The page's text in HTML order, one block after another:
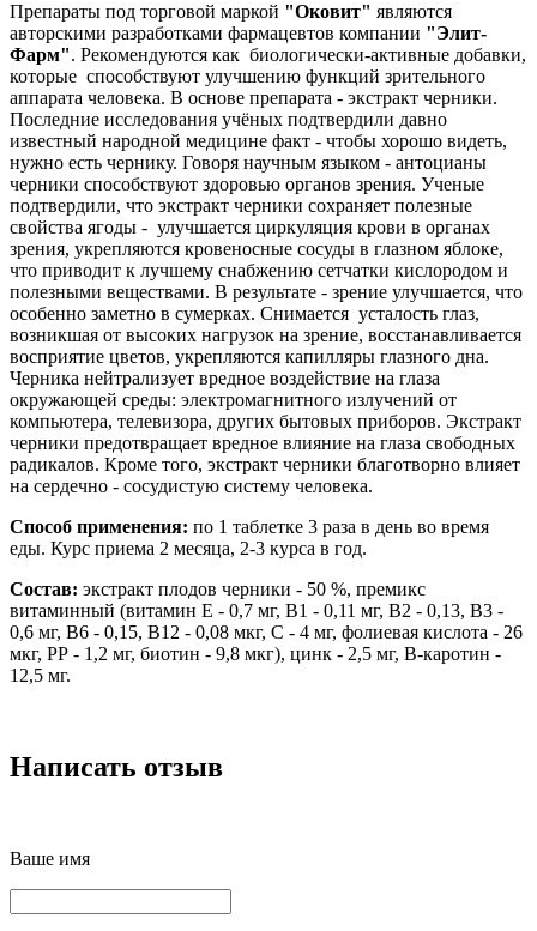
Препараты под торговой маркой "Оковит" являются
авторскими разработками фармацевтов компании "Элит-
Фарм". Рекомендуются как биологически-активные добавки,
которые способствуют улучшению функций зрительного
аппарата человека. В основе препарата - экстракт черники.
Последние исследования учёных подтвердили давно
известный народной медицине факт - чтобы хорошо видеть,
нужно есть чернику. Говоря научным языком - антоцианы
черники способствуют здоровью органов зрения. Ученые
подтвердили, что экстракт черники сохраняет полезные
свойства ягоды - улучшается циркуляция крови в органах
зрения, укрепляются кровеносные сосуды в глазном яблоке,
что приводит к лучшему снабжению сетчатки кислородом и
полезными веществами. В результате - зрение улучшается, что
особенно заметно в сумерках. Снимается усталость глаз,
возникшая от высоких нагрузок на зрение, восстанавливается
восприятие цветов, укрепляются капилляры глазного дна.
Черника нейтрализует вредное воздействие на глаза
окружающей среды: электромагнитного излучений от
компьютера, телевизора, других бытовых приборов. Экстракт
черники предотвращает вредное влияние на глаза свободных
радикалов. Кроме того, экстракт черники благотворно влияет
на сердечно - сосудистую систему человека.
Способ применения: по 1 таблетке 3 раза в день во время
еды. Курс приема 2 месяца, 2-3 курса в год.
Состав: экстракт плодов черники - 50 %, премикс
витаминный (витамин Е - 0,7 мг, В1 - 0,11 мг, В2 - 0,13, В3 -
0,6 мг, В6 - 0,15, В12 - 0,08 мкг, С - 4 мг, фолиевая кислота - 26
мкг, РР - 1,2 мг, биотин - 9,8 мкг), цинк - 2,5 мг, В-каротин -
12,5 мг.
Написать отзыв
Ваше имя